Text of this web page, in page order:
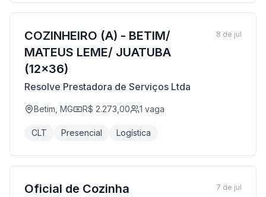
COZINHEIRO (A) - BETIM/
MATEUS LEME/ JUATUBA
(12x36)
Resolve Prestadora de Serviços Ltda
Betim, MG R$ 2.273,00 1 vaga
CLT Presencial Logística
8 de jul
Oficial de Cozinha 7 de jul